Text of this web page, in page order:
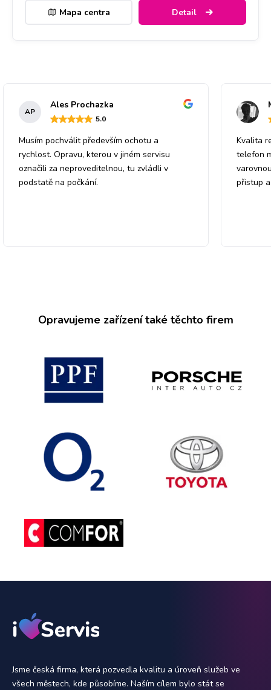
Mapa centra Detail
AP
Ales Prochazka
5.0
Musím pochválit především ochotu a
rychlost. Opravu, kterou v jiném servisu
označili za neproveditelnou, tu zvládli v
podstatě na počkání.
Kvalita
telefon
přistup
Opravujeme zařízení také těchto firem
Jsme česká firma, která pozvedla kvalitu a úroveň služeb ve
všech městech, kde působíme. Naším cílem bylo stát se